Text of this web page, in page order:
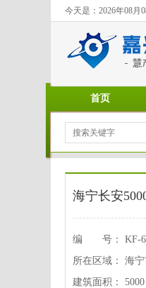
今天是：2026年08月
首页
海宁长安
编 号： KF-
所在区域： 海
建筑面积： 5000